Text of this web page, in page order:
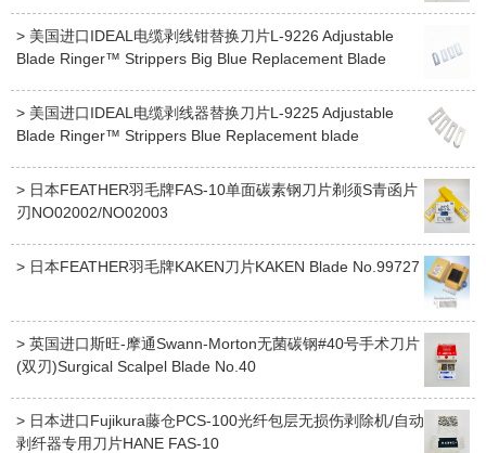
> 美国进口IDEAL电缆剥线钳替换刀片L-9226 Adjustable
Blade Ringer™ Strippers Big Blue Replacement Blade
> 美国进口IDEAL电缆剥线器替换刀片L-9225 Adjustable
Blade Ringer™ Strippers Blue Replacement blade
> 日本FEATHER羽毛牌FAS-10单面碳素钢刀片剃须S青函片
刃NO02002/NO02003
> 日本FEATHER羽毛牌KAKEN刀片KAKEN Blade No.99727
> 英国进口斯旺-摩通Swann-Morton无菌碳钢#40号手术刀片
(双刃)Surgical Scalpel Blade No.40
> 日本进口Fujikura藤仓PCS-100光纤包层无损伤剥除机/自动
剥纤器专用刀片HANE FAS-10